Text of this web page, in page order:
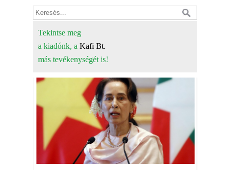
Tekintse meg
a kiadónk, a Kafi Bt.
más tevékenységét is!